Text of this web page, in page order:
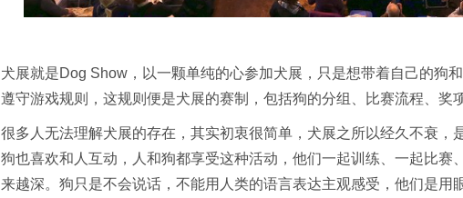
犬展就是Dog Show，以一颗单纯的心参加犬展，只是想带着自己的狗
遵守游戏规则，这规则便是犬展的赛制，包括狗的分组、比赛流程、奖
很多人无法理解犬展的存在，其实初衷很简单，犬展之所以经久不衰，
狗也喜欢和人互动，人和狗都享受这种活动，他们一起训练、一起比赛
来越深。狗只是不会说话，不能用人类的语言表达主观感受，他们是用